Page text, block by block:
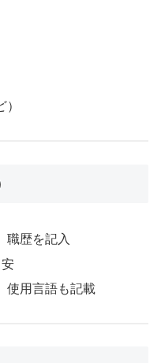
職歴を記入
使用言語も記載